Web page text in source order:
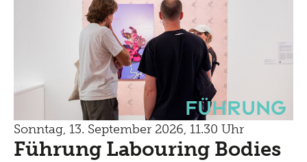
Führung
Sonntag, 13. September 2026, 11.30 Uhr
Führung Labouring Bodies